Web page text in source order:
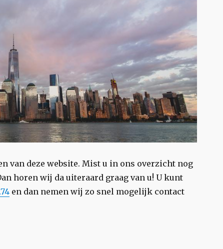
van deze website. Mist u in ons overzicht nog
horen wij da uiteraard graag van u! U kunt
en dan nemen wij zo snel mogelijk contact